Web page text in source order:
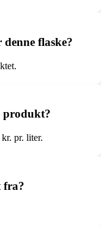
flaske?
produkt?
pr. liter.
fra?